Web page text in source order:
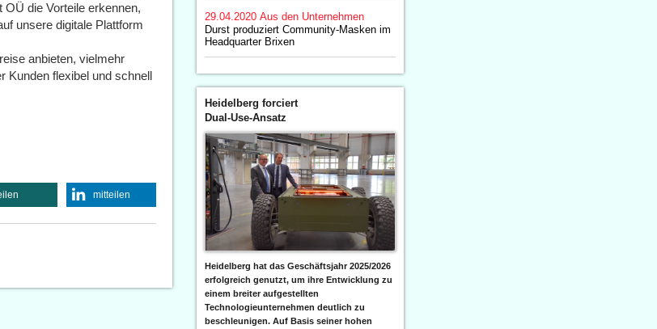
die Vorteile erkennen,
unsere digitale Plattform
anbieten, vielmehr
Kunden flexibel und schnell
mitteilen
29.04.2020 Aus den Unternehmen
Durst produziert Community-Masken im
Headquarter Brixen
Heidelberg forciert
Dual-Use-Ansatz
Heidelberg hat das Geschäftsjahr 2025/2026
erfolgreich genutzt, um ihre Entwicklung zu
einem breiter aufgestellten
Technologieunternehmen deutlich zu
beschleunigen. Auf Basis seiner hohen